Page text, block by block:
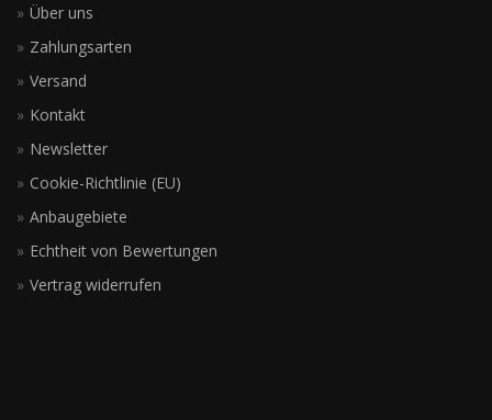
Über uns
Zahlungsarten
Versand
Kontakt
Newsletter
Cookie-Richtlinie (EU)
Anbaugebiete
Echtheit von Bewertungen
Vertrag widerrufen